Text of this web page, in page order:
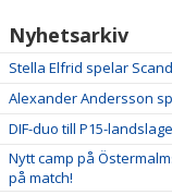
Nyhetsarkiv
Stella Elfrid spelar
Alexander Andersson
DIF-duo till P15-
Nytt camp på
på match!